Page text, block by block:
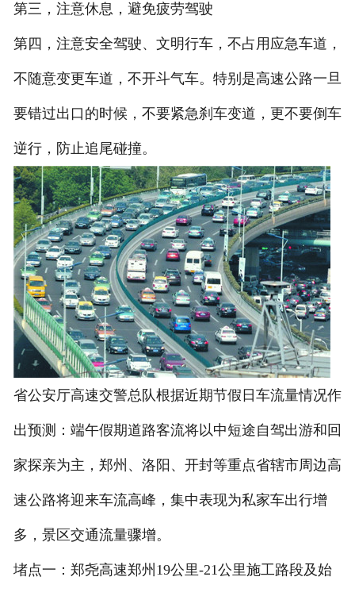
第三，注意休息，避免疲劳驾驶
第四，注意安全驾驶、文明行车，不占用应急车道，
不随意变更车道，不开斗气车。特别是高速公路一旦
要错过出口的时候，不要紧急刹车变道，更不要倒车
逆行，防止追尾碰撞。
省公安厅高速交警总队根据近期节假日车流量情况作
出预测：端午假期道路客流将以中短途自驾出游和回
家探亲为主，郑州、洛阳、开封等重点省辖市周边高
速公路将迎来车流高峰，集中表现为私家车出行增
多，景区交通流量骤增。
堵点一：郑尧高速郑州19公里-21公里施工路段及始